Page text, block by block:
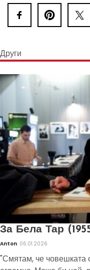
Други
За Бела Тар
Anton 06.01.2026
"Смятам, че човешката